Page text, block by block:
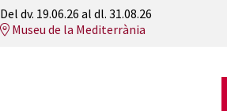
Del dv. 19.06.26 al dl. 31.08.26
Museu de la Mediterrània